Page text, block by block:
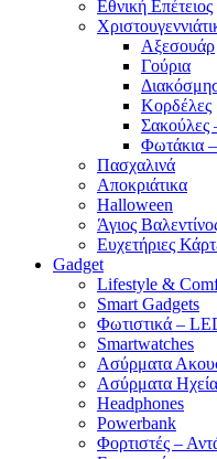
Εθνική Επέτειος
Αξεσουάρ
Γούρια
Κορδέλες
Σακούλες
Φωτάκια
Πασχαλινά
Αποκριάτικα
Halloween
Άγιος
Ευχετήριες
Gadget
Lifestyle &
Smart Gadgets
Φωτιστικά –
Smartwatches
Ασύρματα
Ασύρματα Ηχεία
Headphones
Powerbank
Φορτιστές –